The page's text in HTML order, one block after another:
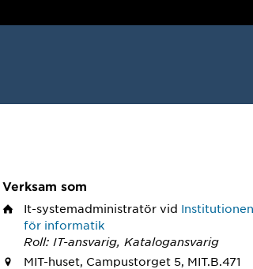
Verksam som
It-systemadministratör vid Institutionen
för informatik
Roll: IT-ansvarig, Katalogansvarig
MIT-huset, Campustorget 5, MIT.B.471